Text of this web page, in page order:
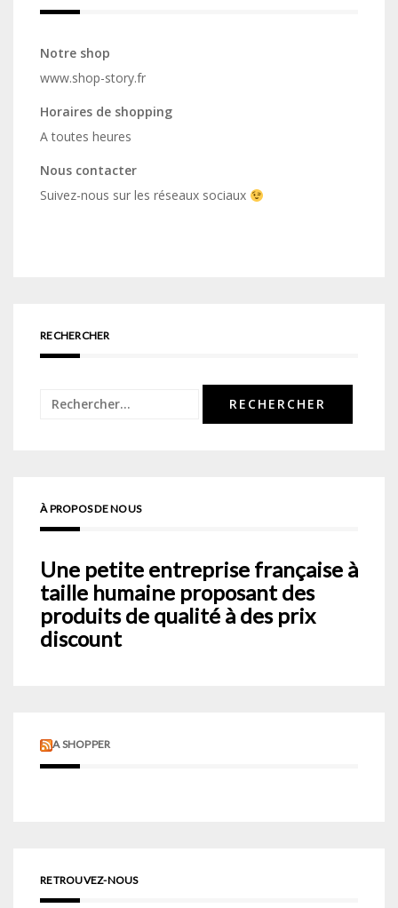
Notre shop
www.shop-story.fr
Horaires de shopping
A toutes heures
Nous contacter
Suivez-nous sur les réseaux sociaux
RECHERCHER
Rechercher :
À PROPOS DE NOUS
Une petite entreprise française à
taille humaine proposant des
produits de qualité à des prix
discount
A SHOPPER
RETROUVEZ-NOUS